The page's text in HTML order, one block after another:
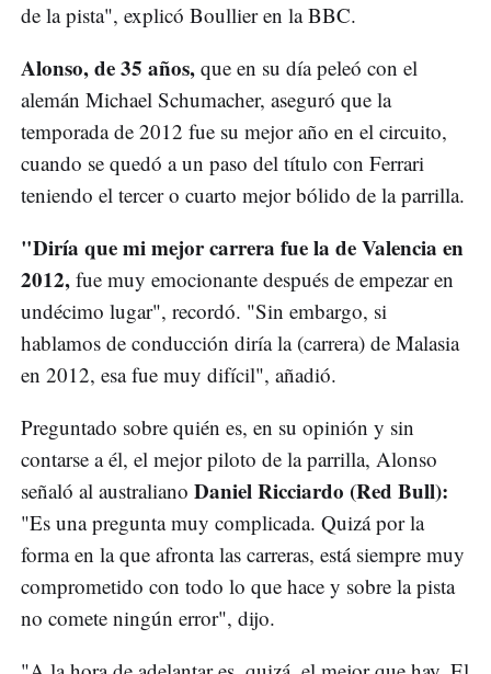
de la pista", explicó Boullier en la BBC.
Alonso, de 35 años, que en su día peleó con el
alemán Michael Schumacher, aseguró que la
temporada de 2012 fue su mejor año en el circuito,
cuando se quedó a un paso del título con Ferrari
teniendo el tercer o cuarto mejor bólido de la parrilla.
"Diría que mi mejor carrera fue la de Valencia en
2012, fue muy emocionante después de empezar en
undécimo lugar", recordó. "Sin embargo, si
hablamos de conducción diría la (carrera) de Malasia
en 2012, esa fue muy difícil", añadió.
Preguntado sobre quién es, en su opinión y sin
contarse a él, el mejor piloto de la parrilla, Alonso
señaló al australiano Daniel Ricciardo (Red Bull):
"Es una pregunta muy complicada. Quizá por la
forma en la que afronta las carreras, está siempre muy
comprometido con todo lo que hace y sobre la pista
no comete ningún error", dijo.